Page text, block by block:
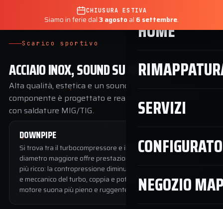
D.B. SERVICE
RIMAPPATURE · TORINO
🇮🇹
HOME
SERVIZI
NEGOZIO
CHIUSURA ESTIVA
Siamo in ferie dal3 agostoal 6 settembre.
Scarico sportivo
ACCIAIO INOX, SOUND SU MISURA
Alta qualità, estetica e un sound coinvolgente. Ogni
componente è progettato e realizzato in acciaio inox
con saldature MIG/TIG.
DOWNPIPE
Si trova tra il turbocompressore e il sistema di scarico. Un
diametro maggiore offre prestazioni migliorate e un suono
più ricco: la contropressione diminuisce, cala il carico termico
e meccanico del turbo, coppia e potenza aumentano e il
motore suona più pieno e ruggente.